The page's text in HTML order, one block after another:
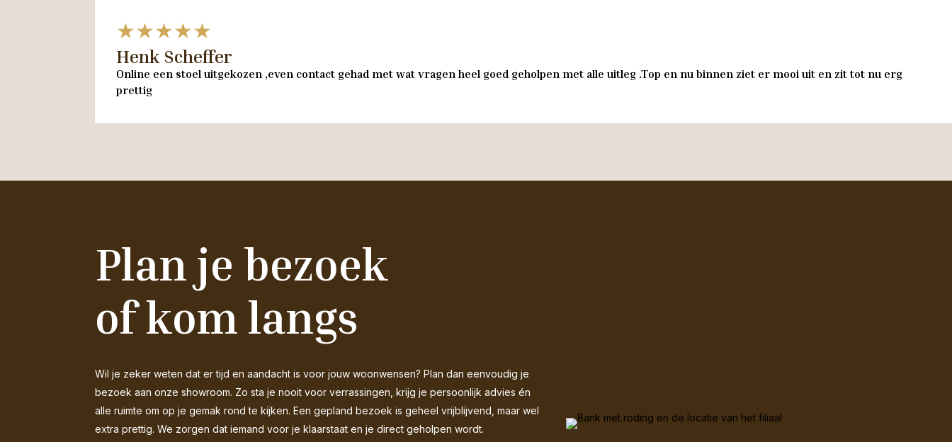
★★★★★
Henk Scheffer
Online een stoel uitgekozen ,even contact gehad met wat vragen heel goed geholpen met alle uitleg .Top en nu binnen ziet er mooi uit en zit tot nu erg
prettig
Plan je bezoek
of kom langs
Wil je zeker weten dat er tijd en aandacht is voor jouw woonwensen? Plan dan eenvoudig je
bezoek aan onze showroom. Zo sta je nooit voor verrassingen, krijg je persoonlijk advies én
alle ruimte om op je gemak rond te kijken. Een gepland bezoek is geheel vrijblijvend, maar wel
extra prettig. We zorgen dat iemand voor je klaarstaat en je direct geholpen wordt.